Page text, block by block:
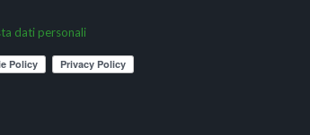
dati personali